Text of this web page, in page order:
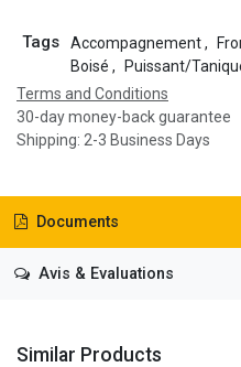
Tags Accompagnement,
Boisé ,
Puissant/
Terms and Conditions
30-day money-back guarantee
Shipping: 2-3 Business Days
Documents
Avis & Evaluations
Similar Products